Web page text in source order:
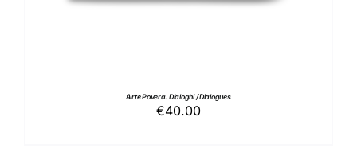
Arte Povera. Dialoghi / Dialogues
€40.00